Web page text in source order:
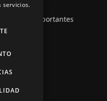
más importantes
Shopping
servicios.